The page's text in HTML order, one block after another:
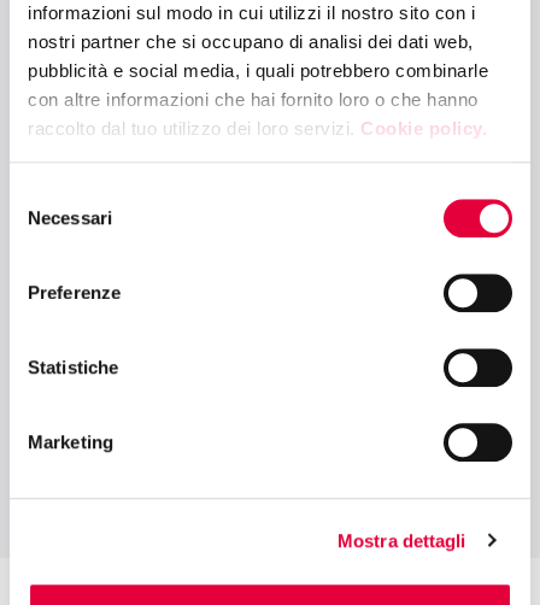
informazioni sul modo in cui utilizzi il nostro sito con i
nostri partner che si occupano di analisi dei dati web,
pubblicità e social media, i quali potrebbero combinarle
con altre informazioni che hai fornito loro o che hanno
raccolto dal tuo utilizzo dei loro servizi. Cookie policy.
delNecessari
Preferenze
Statistiche
Marketing
Mostra dettagli
12:30 - 14:00
TUTTOBIO ARENA – HALL 5
Today's EU organic market: key figures
INTERNATIONAL STARTUP AREA BY SESAMERS - HALL 2
Europe